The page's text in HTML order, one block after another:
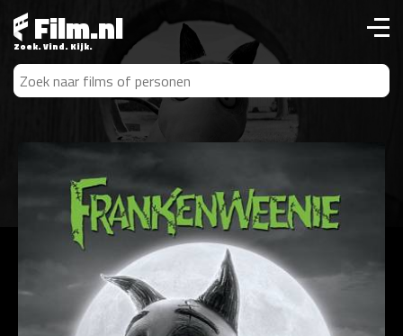
Film.nl
Zoek. Vind. Kijk.